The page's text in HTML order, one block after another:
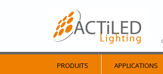
PRODUITS APPLICATIONS